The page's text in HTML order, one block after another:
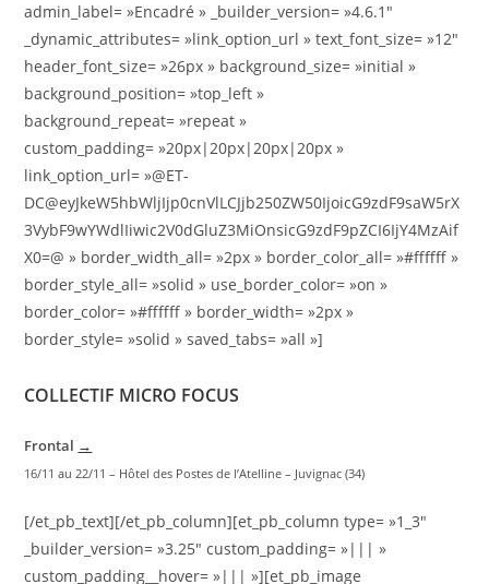
admin_label= »Encadré » _builder_version= »4.6.1″
_dynamic_attributes= »link_option_url » text_font_size= »12″
header_font_size= »26px » background_size= »initial »
background_position= »top_left »
background_repeat= »repeat »
custom_padding= »20px|20px|20px|20px »
link_option_url= »@ET-
DC@eyJkeW5hbWljIjp0cnVlLCJjb250ZW50IjoicG9zdF9saW5rX
3VybF9wYWdlIiwic2V0dGluZ3MiOnsicG9zdF9pZCI6IjY4MzAif
X0=@ » border_width_all= »2px » border_color_all= »#ffffff »
border_style_all= »solid » use_border_color= »on »
border_color= »#ffffff » border_width= »2px »
border_style= »solid » saved_tabs= »all »]
COLLECTIF MICRO FOCUS
Frontal →
16/11 au 22/11 – Hôtel des Postes de l’Atelline – Juvignac (34)
[/et_pb_text][/et_pb_column][et_pb_column type= »1_3″
_builder_version= »3.25″ custom_padding= »||| »
custom_padding__hover= »||| »][et_pb_image